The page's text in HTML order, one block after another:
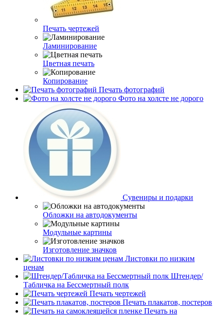
Печать чертежей
Ламинирование
Цветная печать
Копирование
Печать фотографий
Фото на холсте не дорого
Сувениры и подарки
Обложки на автодокументы
Модульные картины
Изготовление значков
Листовки по низким
ценам
Штендер/
Табличка на Бессмертный полк
Печать чертежей
Печать плакатов, постеров
Печать на